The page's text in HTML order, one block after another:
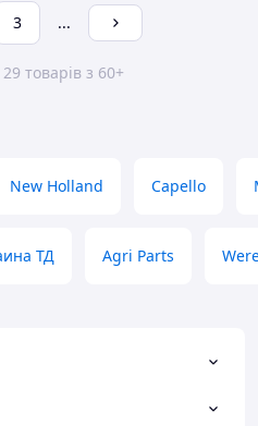
3 ...
товарів з 60+
New Holland Capello
ТД Agri Parts